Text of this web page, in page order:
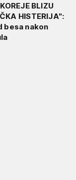
BLIZU
HISTERIJA":
besa nakon